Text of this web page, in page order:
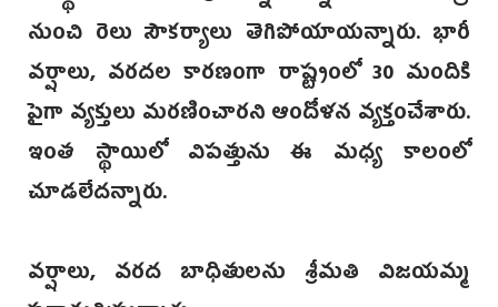
నుంచి రెలు సౌకర్యాలు తెగిపోయాయన్నారు. భారీ
వర్షాలు, వరదల కారణంగా రాష్ట్రంలో 30 మందికి
పైగా వ్యక్తులు మరణించారని ఆందోళన వ్యక్తంచేశారు.
ఇంత స్థాయిలో విపత్తును ఈ మధ్య కాలంలో
చూడలేదన్నారు.
వర్షాలు, వరద బాధితులను శ్రీమతి విజయమ్మ